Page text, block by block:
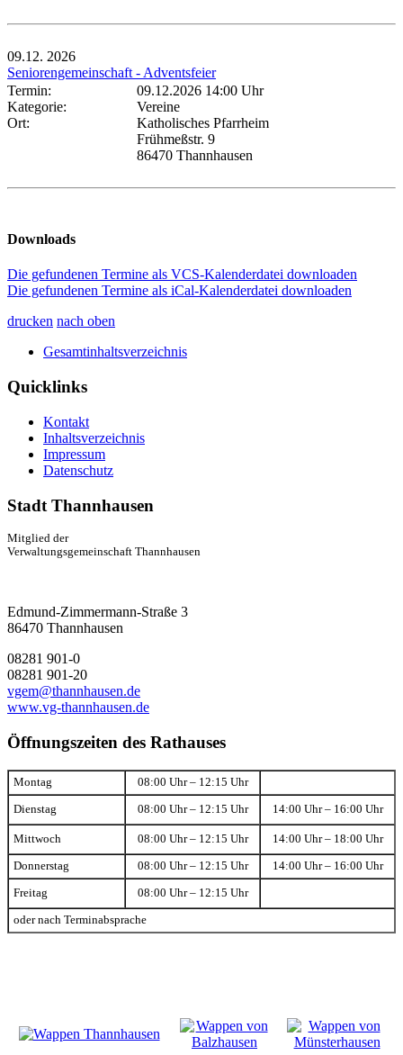
09.12. 2026
Seniorengemeinschaft - Adventsfeier
Termin:
09.12.2026 14:00 Uhr
Kategorie:
Vereine
Ort:
Katholisches Pfarrheim
Frühmeßstr. 9
86470 Thannhausen
Downloads
Die gefundenen Termine als VCS-Kalenderdatei downloaden
Die gefundenen Termine als iCal-Kalenderdatei downloaden
drucken nach oben
Gesamtinhaltsverzeichnis
Quicklinks
Kontakt
Inhaltsverzeichnis
Impressum
Datenschutz
Stadt Thannhausen
Mitglied der
Verwaltungsgemeinschaft Thannhausen
Edmund-Zimmermann-Straße 3
86470 Thannhausen
08281 901-0
08281 901-20
vgem@thannhausen.de
www.vg-thannhausen.de
Öffnungszeiten des Rathauses
Montag 08:00 Uhr – 12:15 Uhr
Dienstag 08:00 Uhr – 12:15 Uhr 14:00 Uhr – 16:00 Uhr
Mittwoch 08:00 Uhr – 12:15 Uhr 14:00 Uhr – 18:00 Uhr
Donnerstag 08:00 Uhr – 12:15 Uhr 14:00 Uhr – 16:00 Uhr
Freitag 08:00 Uhr – 12:15 Uhr
oder nach Terminabsprache